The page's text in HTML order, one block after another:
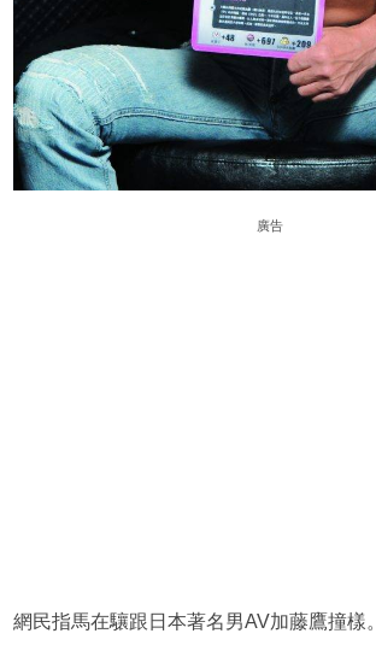
廣告
網民指馬在驤跟日本著名男AV加藤鷹撞樣。